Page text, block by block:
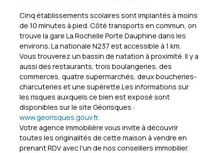
Cinq établissements scolaires sont implantés à moins
de 10 minutes à pied. Côté transports en commun, on
trouve la gare La Rochelle Porte Dauphine dans les
environs. La nationale N237 est accessible à 1 km.
Vous trouverez un bassin de natation à proximité. Il y a
aussi des restaurants, trois boulangeries, des
commerces, quatre supermarchés, deux boucheries-
charcuteries et une supérette.Les informations sur
les risques auxquels ce bien est exposé sont
disponibles sur le site Géorisques :
www.georisques.gouv.fr.
Votre agence immobilière vous invite à découvrir
toutes les originalités de cette maison à vendre en
prenant RDV avec l'un de nos conseillers immobilier.